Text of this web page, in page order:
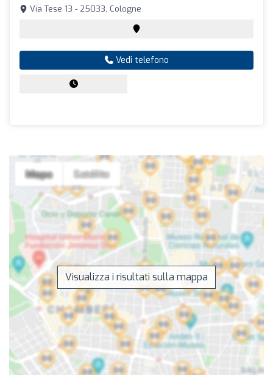
Via Tese 13 - 25033, Cologne
Vedi telefono
Visualizza i risultati sulla mappa